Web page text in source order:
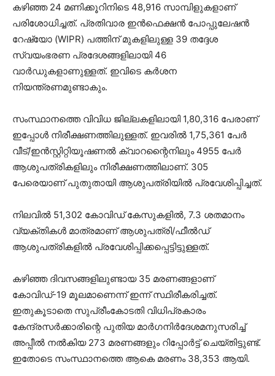
കഴിഞ്ഞ 24 മണിക്കൂറിനിടെ 48,916 സാമ്പിളുകളാണ്
പരിശോധിച്ചത്. പ്രതിവാര ഇന്‍ഫെക്ഷന്‍ പോപ്പുലേഷന്‍
റേഷ്യോ (WIPR) പത്തിന് മുകളിലുള്ള 39 തദ്ദേശ
സ്വയംഭരണ പ്രദേശങ്ങളിലായി 46
വാര്‍ഡുകളാണുള്ളത്. ഇവിടെ കര്‍ശന
നിയന്ത്രണമുണ്ടാകും.
സംസ്ഥാനത്തെ വിവിധ ജില്ലകളിലായി 1,80,316 പേരാണ്
ഇപ്പോള്‍ നിരീക്ഷണത്തിലുള്ളത്. ഇവരില്‍ 1,75,361 പേര്‍
വീട്/ഇന്‍സ്റ്റിറ്റിയൂഷണല്‍ ക്വാറന്റൈനിലും 4955 പേര്‍
ആശുപത്രികളിലും നിരീക്ഷണത്തിലാണ്. 305
പേരെയാണ് പുതുതായി ആശുപത്രിയില്‍ പ്രവേശിപ്പിച്ചത്.
നിലവില്‍ 51,302 കോവിഡ് കേസുകളില്‍, 7.3 ശതമാനം
വ്യക്തികള്‍ മാത്രമാണ് ആശുപത്രി/ഫീല്‍ഡ്
ആശുപത്രികളില്‍ പ്രവേശിപ്പിക്കപ്പെട്ടിട്ടുള്ളത്.
കഴിഞ്ഞ ദിവസങ്ങളിലുണ്ടായ 35 മരണങ്ങളാണ്
കോവിഡ്-19 മൂലമാണെന്ന് ഇന്ന് സ്ഥിരീകരിച്ചത്.
ഇതുകൂടാതെ സുപ്രീംകോടതി വിധിപ്രകാരം
കേന്ദ്രസര്‍ക്കാരിന്റെ പുതിയ മാര്‍ഗനിര്‍ദേശമനുസരിച്ച്
അപ്പീല്‍ നല്‍കിയ 273 മരണങ്ങളും റിപ്പോര്‍ട്ട് ചെയ്തിട്ടുണ്ട്.
ഇതോടെ സംസ്ഥാനത്തെ ആകെ മരണം 38,353 ആയി.